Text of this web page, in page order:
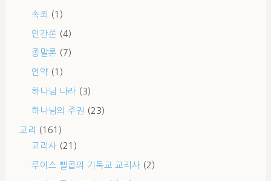
속죄 (1)
인간론 (4)
종말론 (7)
언약 (1)
하나님 나라 (3)
하나님의 주권 (23)
교리
(161)
교리사 (21)
루이스 뻘콥의 기독교 교리사 (2)